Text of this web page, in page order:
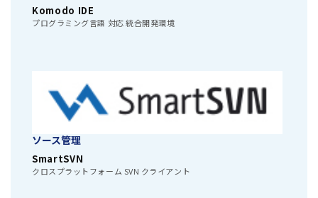
Komodo IDE
プログラミング言語 対応 統合開発環境
ソース管理
SmartSVN
クロスプラットフォーム SVN クライアント